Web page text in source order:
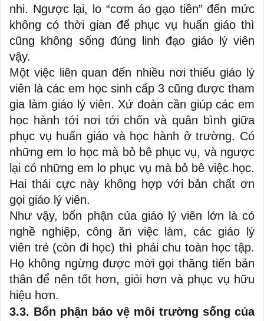
nhi. Ngược lại, lo “cơm áo gạo tiền” đến mức
không có thời gian để phục vụ huấn giáo thì
cũng không sống đúng linh đạo giáo lý viên
vậy.
Một việc liên quan đến nhiều nơi thiếu giáo lý
viên là các em học sinh cấp 3 cũng được tham
gia làm giáo lý viên. Xứ đoàn cần giúp các em
học hành tới nơi tới chốn và quân bình giữa
phục vụ huấn giáo và học hành ở trường. Có
những em lo học mà bỏ bê phục vụ, và ngược
lại có những em lo phục vụ mà bỏ bê việc học.
Hai thái cực này không hợp với bản chất ơn
gọi giáo lý viên.
Như vậy, bổn phận của giáo lý viên lớn là có
nghề nghiệp, công ăn việc làm, các giáo lý
viên trẻ (còn đi học) thì phải chu toàn học tập.
Họ không ngừng được mời gọi thăng tiến bản
thân để nên tốt hơn, giỏi hơn và phục vụ hữu
hiệu hơn.
3.3. Bổn phận bảo vệ môi trường sống của